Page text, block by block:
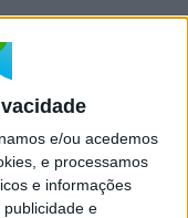
e/ou acedemos
e processamos
e informações
e